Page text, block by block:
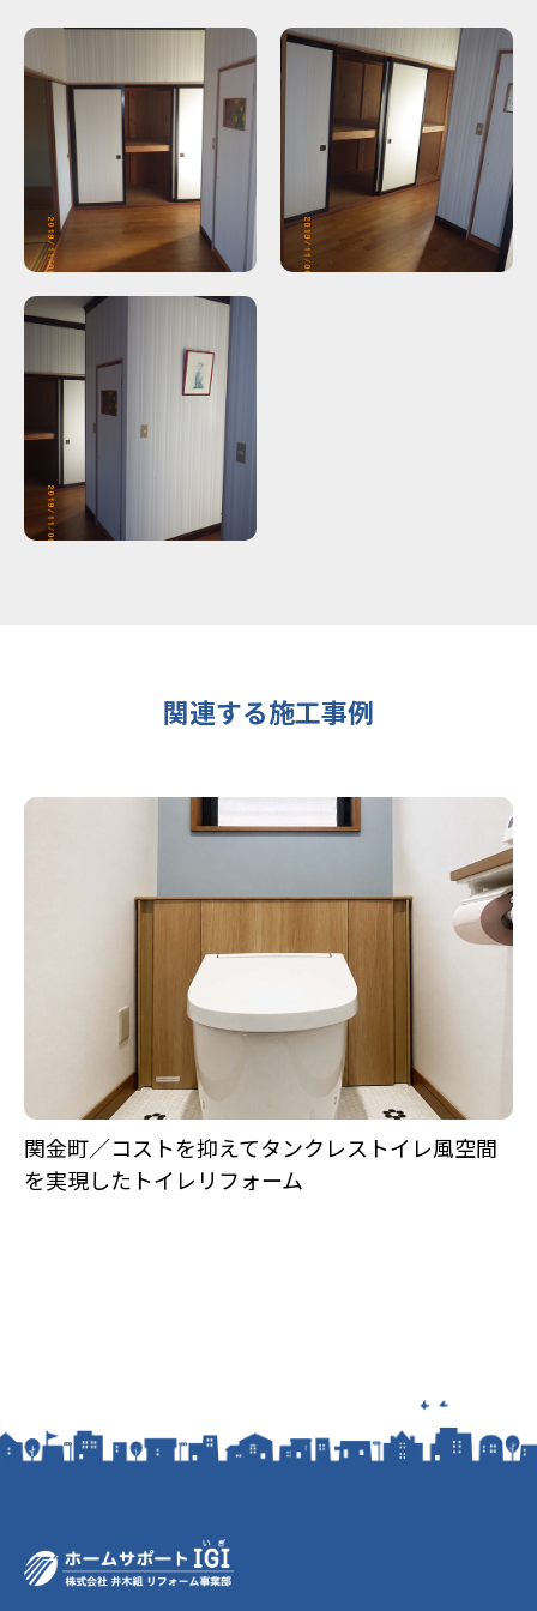
関連する施工事例
関金町／コストを抑えてタンクレストイレ風空間
を実現したトイレリフォーム